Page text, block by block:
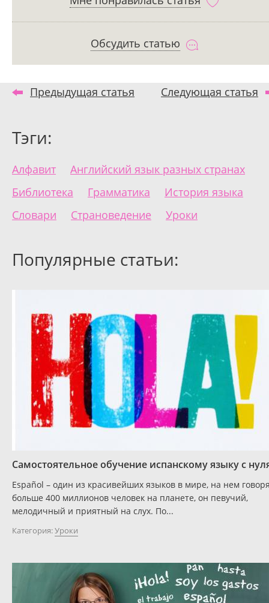
Обсудить статью
Предыдущая статья Следующая статья
Тэги:
Алфавит
Английский язык разных странах
Библиотека
Грамматика
История языка
Словари
Страноведение Уроки
Популярные статьи:
Самостоятельное обучение испанскому языку с
Español – один из красивейших языков в мире, на нем
больше 400 миллионов человек на планете, он певучий,
мелодичный и приятный на слух. По...
Категория:Уроки